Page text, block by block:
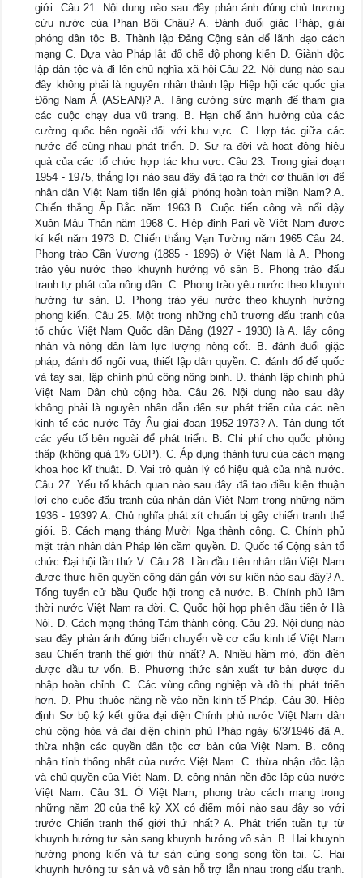
giới. Câu 21. Nội dung nào sau đây phản ánh đúng chủ trương
cứu nước của Phan Bội Châu? A. Đánh đuổi giặc Pháp, giải
phóng dân tộc B. Thành lập Đảng Cộng sản để lãnh đạo cách
mạng C. Dựa vào Pháp lật đổ chế độ phong kiến D. Giành độc
lập dân tộc và đi lên chủ nghĩa xã hội Câu 22. Nội dung nào sau
đây không phải là nguyên nhân thành lập Hiệp hội các quốc gia
Đông Nam Á (ASEAN)? A. Tăng cường sức mạnh để tham gia
các cuộc chạy đua vũ trang. B. Hạn chế ảnh hưởng của các
cường quốc bên ngoài đối với khu vực. C. Hợp tác giữa các
nước để cùng nhau phát triển. D. Sự ra đời và hoạt động hiệu
quả của các tổ chức hợp tác khu vực. Câu 23. Trong giai đoạn
1954 - 1975, thắng lợi nào sau đây đã tạo ra thời cơ thuận lợi để
nhân dân Việt Nam tiến lên giải phóng hoàn toàn miền Nam? A.
Chiến thắng Ấp Bắc năm 1963 B. Cuộc tiến công và nổi dậy
Xuân Mậu Thân năm 1968 C. Hiệp định Pari về Việt Nam được
kí kết năm 1973 D. Chiến thắng Vạn Tường năm 1965 Câu 24.
Phong trào Cần Vương (1885 - 1896) ở Việt Nam là A. Phong
trào yêu nước theo khuynh hướng vô sản B. Phong trào đấu
tranh tự phát của nông dân. C. Phong trào yêu nước theo khuynh
hướng tư sản. D. Phong trào yêu nước theo khuynh hướng
phong kiến. Câu 25. Một trong những chủ trương đấu tranh của
tổ chức Việt Nam Quốc dân Đảng (1927 - 1930) là A. lấy công
nhân và nông dân làm lực lượng nòng cốt. B. đánh đuổi giặc
pháp, đánh đổ ngôi vua, thiết lập dân quyền. C. đánh đổ đế quốc
và tay sai, lập chính phủ công nông binh. D. thành lập chính phủ
Việt Nam Dân chủ cộng hòa. Câu 26. Nội dung nào sau đây
không phải là nguyên nhân dẫn đến sự phát triển của các nền
kinh tế các nước Tây Âu giai đoạn 1952-1973? A. Tận dụng tốt
các yếu tố bên ngoài để phát triển. B. Chi phí cho quốc phòng
thấp (không quá 1% GDP). C. Áp dụng thành tựu của cách mạng
khoa học kĩ thuật. D. Vai trò quản lý có hiệu quả của nhà nước.
Câu 27. Yếu tố khách quan nào sau đây đã tạo điều kiện thuận
lợi cho cuộc đấu tranh của nhân dân Việt Nam trong những năm
1936 - 1939? A. Chủ nghĩa phát xít chuẩn bị gây chiến tranh thế
giới. B. Cách mạng tháng Mười Nga thành công. C. Chính phủ
mặt trận nhân dân Pháp lên cầm quyền. D. Quốc tế Cộng sản tổ
chức Đại hội lần thứ V. Câu 28. Lần đầu tiên nhân dân Việt Nam
được thực hiện quyền công dân gắn với sự kiện nào sau đây? A.
Tổng tuyển cử bầu Quốc hội trong cả nước. B. Chính phủ lâm
thời nước Việt Nam ra đời. C. Quốc hội họp phiên đầu tiên ở Hà
Nội. D. Cách mạng tháng Tám thành công. Câu 29. Nội dung nào
sau đây phản ánh đúng biến chuyển về cơ cấu kinh tế Việt Nam
sau Chiến tranh thế giới thứ nhất? A. Nhiều hầm mỏ, đồn điền
được đầu tư vốn. B. Phương thức sản xuất tư bản được du
nhập hoàn chỉnh. C. Các vùng công nghiệp và đô thị phát triển
hơn. D. Phụ thuộc năng nề vào nền kinh tế Pháp. Câu 30. Hiệp
định Sơ bộ ký kết giữa đại diện Chính phủ nước Việt Nam dân
chủ cộng hòa và đại diện chính phủ Pháp ngày 6/3/1946 đã A.
thừa nhận các quyền dân tộc cơ bản của Việt Nam. B. công
nhận tính thống nhất của nước Việt Nam. C. thừa nhận độc lập
và chủ quyền của Việt Nam. D. công nhận nền độc lập của nước
Việt Nam. Câu 31. Ở Việt Nam, phong trào cách mạng trong
những năm 20 của thế kỷ XX có điểm mới nào sau đây so với
trước Chiến tranh thế giới thứ nhất? A. Phát triển tuần tự từ
khuynh hướng tư sản sang khuynh hướng vô sản. B. Hai khuynh
hướng phong kiến và tư sản cùng song song tồn tại. C. Hai
khuynh hướng tư sản và vô sản hỗ trợ lẫn nhau trong đấu tranh.